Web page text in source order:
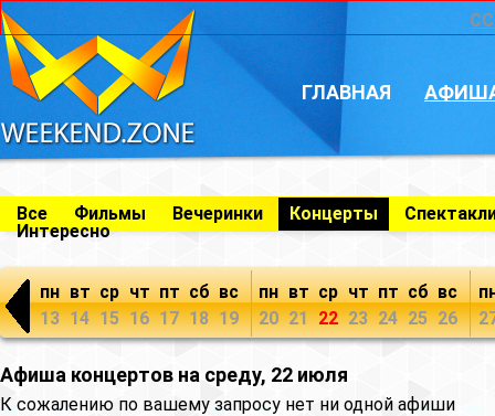
ГЛАВНАЯ
Все Фильмы Вечеринки Концерты
Интересно
пн
13
вт
14
ср
15
чт
16
пт
17
сб
18
вс
19
пн
20
вт
21
ср
22
чт
23
пт
24
сб
25
вс
26
Афиша концертов на среду, 22 июля
К сожалению по вашему запросу нет ни одной афиши